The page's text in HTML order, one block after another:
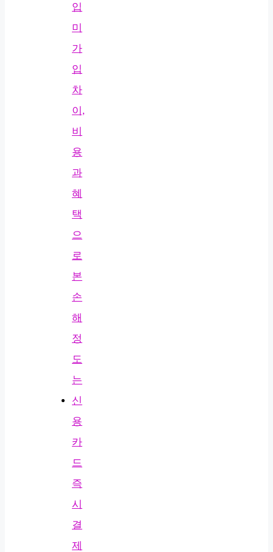
입
미
가
입
차
이,
비
용
과
혜
택
으
로
본
손
해
정
도
는
신
용
카
드
즉
시
결
제